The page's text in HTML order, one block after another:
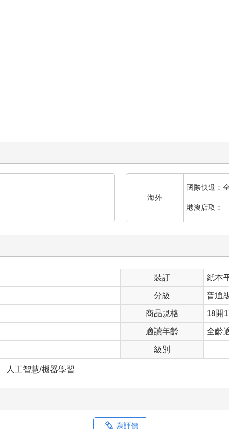
海外
國際快遞：
港澳店取：
裝訂
紙本
分級
普通
商品規格
18開
適讀年齡
全齡
級別
人工智慧/機器學習
寫評價